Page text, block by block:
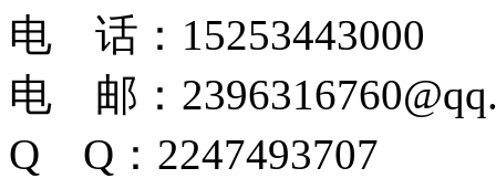
电 话：15253443000
电 邮：
Q Q：2247493707